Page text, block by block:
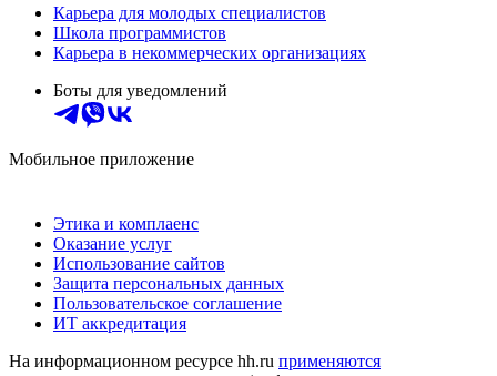
Карьера для молодых специалистов
Школа программистов
Карьера в некоммерческих организациях
Боты для уведомлений
Мобильное приложение
Этика и комплаенс
Оказание услуг
Использование сайтов
Защита персональных данных
Пользовательское соглашение
ИТ аккредитация
На информационном ресурсе hh.ru применяются